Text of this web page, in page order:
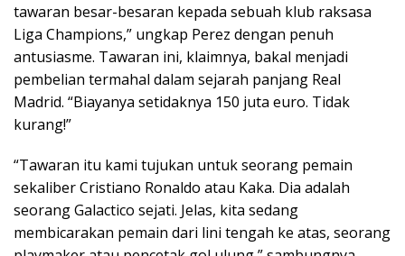
tawaran besar-besaran kepada sebuah klub raksasa
Liga Champions,” ungkap Perez dengan penuh
antusiasme. Tawaran ini, klaimnya, bakal menjadi
pembelian termahal dalam sejarah panjang Real
Madrid. “Biayanya setidaknya 150 juta euro. Tidak
kurang!”
“Tawaran itu kami tujukan untuk seorang pemain
sekaliber Cristiano Ronaldo atau Kaka. Dia adalah
seorang Galactico sejati. Jelas, kita sedang
membicarakan pemain dari lini tengah ke atas, seorang